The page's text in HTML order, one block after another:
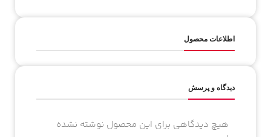
اطلاعات محصول
دیدگاه و پرسش
هیچ دیدگاهی برای این محصول نوشته نشده